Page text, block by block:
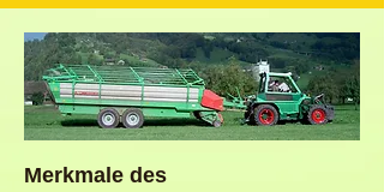
Merkmale des